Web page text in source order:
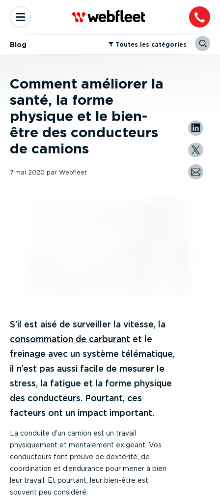
Blog ⁠Toutes les catégories
Comment améliorer la
santé, la forme
physique et le bien-
être des conducteurs
de camions
7 mai 2020 par Webfleet
S’il est aisé de surveiller la vitesse, la
consommation de carburant et le
freinage avec un système télématique,
il n’est pas aussi facile de mesurer le
stress, la fatigue et la forme physique
des conducteurs. Pourtant, ces
facteurs ont un impact important.
La conduite d’un camion est un travail
physiquement et mentalement exigeant. Vos
conducteurs font preuve de dextérité, de
coordination et d’endurance pour mener à bien
leur travail. Et pourtant, leur bien-être est
souvent peu considéré.